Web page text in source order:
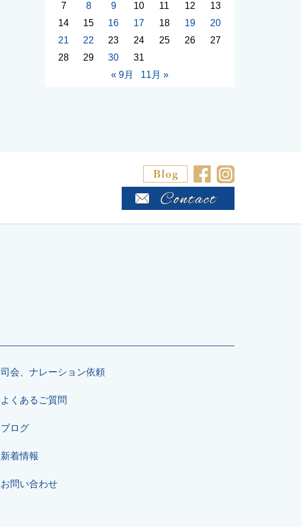
7
8 9 10 11 12
13
14
15 16 17 18 19
20
21
22 23 24 25 26
27
28
29 30
31
« 9月
11月 »
司会、ナレーション依頼
よくあるご質問
ブログ
新着情報
お問い合わせ